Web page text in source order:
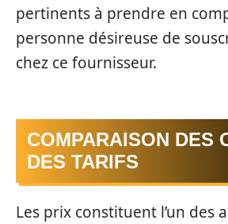
pertinents à prendre en
personne désireuse de
chez ce fournisseur.
COMPARAISON DES
DES TARIFS
Les prix constituent l’un des